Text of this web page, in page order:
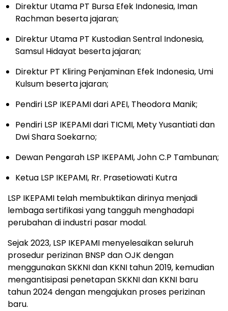
Direktur Utama PT Bursa Efek Indonesia, Iman
Rachman beserta jajaran;
Direktur Utama PT Kustodian Sentral Indonesia,
Samsul Hidayat beserta jajaran;
Direktur PT Kliring Penjaminan Efek Indonesia, Umi
Kulsum beserta jajaran;
Pendiri LSP IKEPAMI dari APEI, Theodora Manik;
Pendiri LSP IKEPAMI dari TICMI, Mety Yusantiati dan
Dwi Shara Soekarno;
Dewan Pengarah LSP IKEPAMI, John C.P Tambunan;
Ketua LSP IKEPAMI, Rr. Prasetiowati Kutra
LSP IKEPAMI telah membuktikan dirinya menjadi
lembaga sertifikasi yang tangguh menghadapi
perubahan di industri pasar modal.
Sejak 2023, LSP IKEPAMI menyelesaikan seluruh
prosedur perizinan BNSP dan OJK dengan
menggunakan SKKNI dan KKNI tahun 2019, kemudian
mengantisipasi penetapan SKKNI dan KKNI baru
tahun 2024 dengan mengajukan proses perizinan
baru.